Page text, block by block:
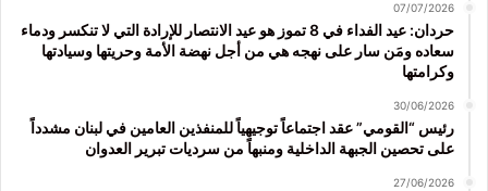
07/07/2026
حردان: عيد الفداء في 8 تموز هو عيد الانتصار للإرادة التي لا تنكسر ودماء
سعاده ومَن سار على نهجه هي من أجل نهضة الأمة وحريتها وسيادتها
وكرامتها
30/06/2026
رئيس “القومي” عقد اجتماعاً توجيهياً للمنفذين العامين في لبنان مشدداً
على تحصين الجبهة الداخلية ومنبهاً من سرديات تبرير العدوان
27/06/2026